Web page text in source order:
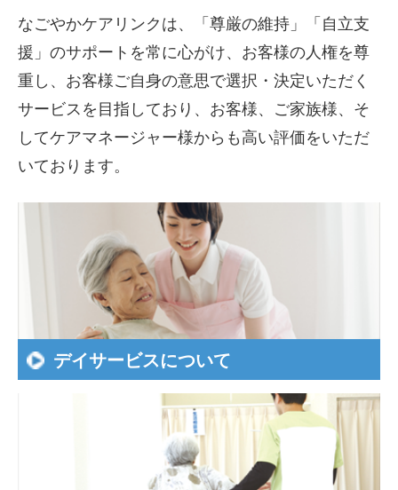
なごやかケアリンクは、「尊厳の維持」「自立支
援」のサポートを常に心がけ、お客様の人権を尊
重し、お客様ご自身の意思で選択・決定いただく
サービスを目指しており、お客様、ご家族様、そ
してケアマネージャー様からも高い評価をいただ
いております。
デイサービスについて